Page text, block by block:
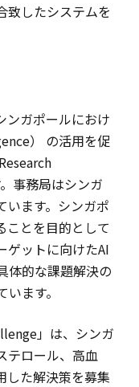
致したシステムを
ンガポールにおけ
） の活用を促
事務局はシンガ
います。シンガポ
ことを目的として
ゲットに向けたAI
体的な課題解決の
ます。
」は、シンガ
テロール、高血
した解決策を募集